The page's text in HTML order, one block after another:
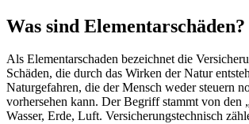
Was sind Elementarschäden?
Als Elementarschaden bezeichnet die
Schäden, die durch das Wirken der Natur
Naturgefahren, die der Mensch weder steuern
vorhersehen kann. Der Begriff stammt von den
Wasser, Erde, Luft. Versicherungstechnisch